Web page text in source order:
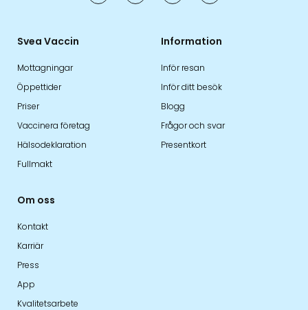
Svea Vaccin
Mottagningar
Öppettider
Priser
Vaccinera företag
Hälsodeklaration
Fullmakt
Information
Inför resan
Inför ditt besök
Blogg
Frågor och svar
Presentkort
Om oss
Kontakt
Karriär
Press
App
Kvalitetsarbete